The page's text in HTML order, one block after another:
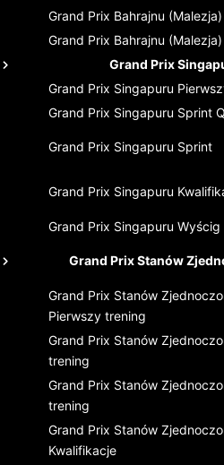
Grand Prix Bahrajnu (Malezja)
Grand Prix Bahrajnu (Malezja)
Grand Prix
Grand Prix Singapuru
Grand Prix Singapuru Sprint
Grand Prix Singapuru Sprint
Grand Prix Singapuru
Grand Prix Singapuru Wyścig
Grand Prix Stanów
Grand Prix Stanów
Pierwszy trening
Grand Prix Stanów
trening
Grand Prix Stanów
trening
Grand Prix Stanów
Kwalifikacje